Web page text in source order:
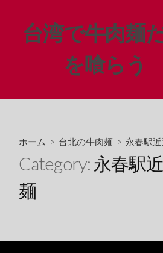
ス
台湾で牛肉麺
を喰らう
ホーム > 台北の牛肉麺 > 永春駅
Category:永春駅
麺